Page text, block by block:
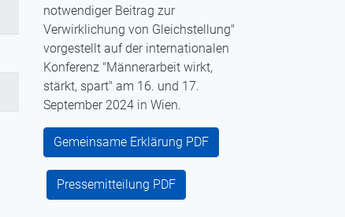
notwendiger Beitrag zur
Verwirklichung von Gleichstellung"
vorgestellt auf der internationalen
Konferenz "Männerarbeit wirkt,
stärkt, spart" am 16. und 17.
September 2024 in Wien.
Gemeinsame Erklärung PDF
Pressemitteilung PDF